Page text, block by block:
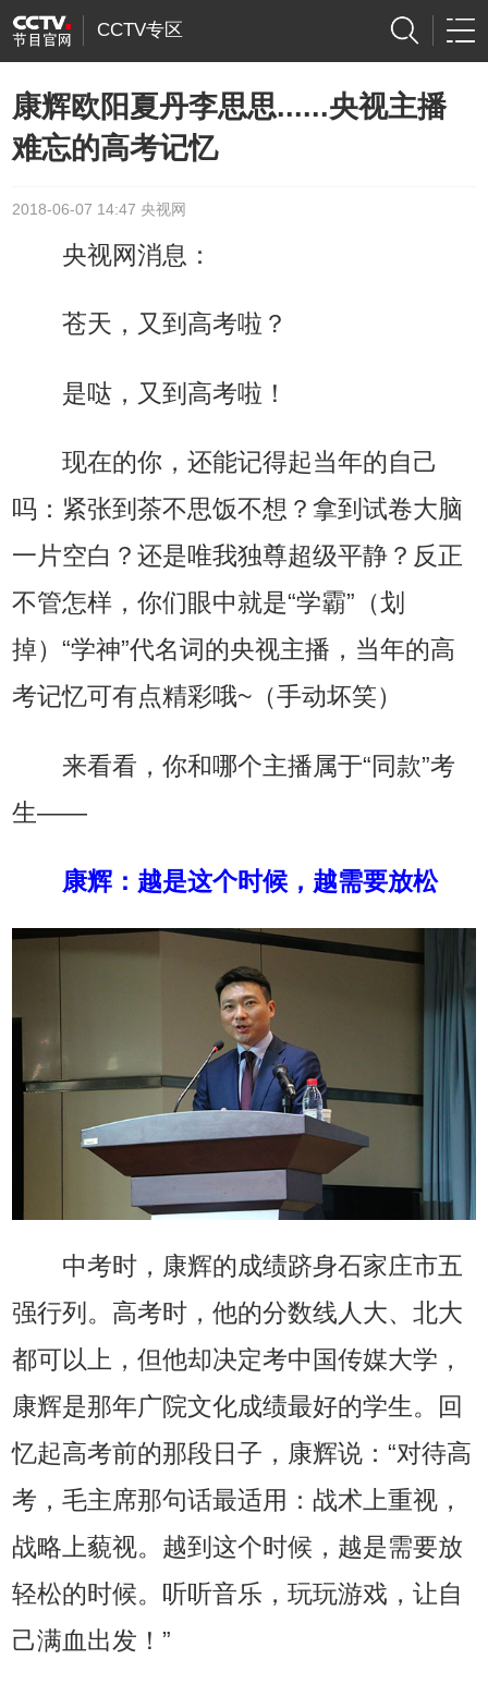
CCTV专区
康辉欧阳夏丹李思思......央视主播
难忘的高考记忆
2018-06-07 14:47 央视网
央视网消息：
苍天，又到高考啦？
是哒，又到高考啦！
现在的你，还能记得起当年的自己
吗：紧张到茶不思饭不想？拿到试卷大脑
一片空白？还是唯我独尊超级平静？反正
不管怎样，你们眼中就是“学霸”（划
掉）“学神”代名词的央视主播，当年的高
考记忆可有点精彩哦~（手动坏笑）
来看看，你和哪个主播属于“同款”考
生——
康辉：越是这个时候，越需要放松
中考时，康辉的成绩跻身石家庄市五
强行列。高考时，他的分数线人大、北大
都可以上，但他却决定考中国传媒大学，
康辉是那年广院文化成绩最好的学生。回
忆起高考前的那段日子，康辉说：“对待高
考，毛主席那句话最适用：战术上重视，
战略上藐视。越到这个时候，越是需要放
轻松的时候。听听音乐，玩玩游戏，让自
己满血出发！”